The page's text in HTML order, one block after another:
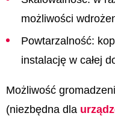
możliwości
Powtarzalność:
instalację w całej
Możliwość
(niezbędna dla